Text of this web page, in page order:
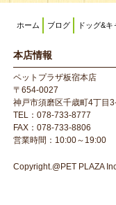
ホーム ブログ ドッグ&キ
本店情報
ペットプラザ板宿本店
〒654-0027
神戸市須磨区千歳町4丁目
TEL：078-733-8777
FAX：078-733-8806
営業時間：10:00～19:00
Copyright.@PET PLAZA